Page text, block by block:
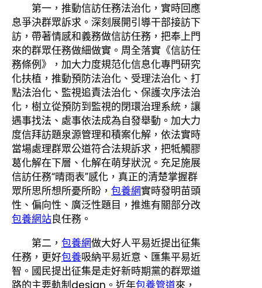
第一，推動信訪任務法治化，實時回應
息爭決群眾訴求。深刻展開引導干部接訪下
訪，帶著情感和義務做信訪任務，把奉上門
來的群眾任務做細做實。周全落實《信訪任
務條例》，加大力度規范化信息化專門研究
化扶植，推動預防法治化、受理法治化、打
點法治化、監視追責法治化、保護次序法治
化，樹立從預防到監視的閉環治理系統，讓
遇事找法、處事依法成為自發舉動。加大力
度信拜訪題泉源管理和積案化解，依法實時
當場處理群眾公道符合法規訴求，把牴觸膠
葛化解在下層、化解在萌芽狀況。充足施展
信訪任務“晴雨表”感化，真正的清楚掌握群
眾所思所想所憂所盼， 包養網實時發明苗頭
性、偏向性、廣泛性題目，推進有關部分改
包養網站良任務。
第二， 包養網做大好人平易近提出征集
任務，更好包養吸納平易近意、匯集平易近
智。國民提出征集是走好新時期黨的群眾道
路的主要軌制design。近年包養管道來，